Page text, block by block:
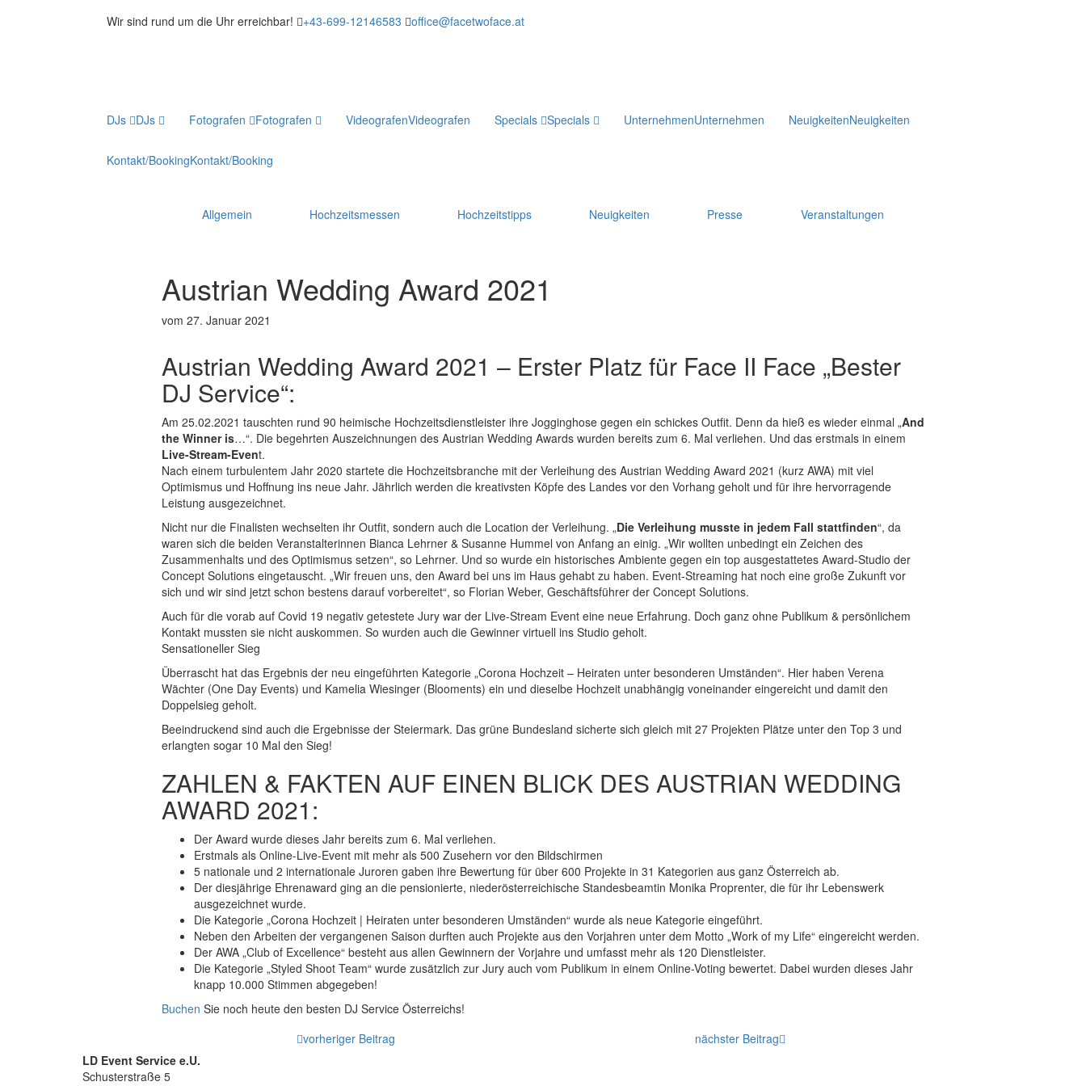
Wir sind rund um die Uhr erreichbar! +43-699-12146583 office@facetwoface.at
DJs DJs Fotografen Fotografen VideografenVideografen Specials Specials UnternehmenUnternehmen NeuigkeitenNeuigkeiten
Kontakt/BookingKontakt/Booking
Allgemein Hochzeitsmessen Hochzeitstipps Neuigkeiten Presse Veranstaltungen
Austrian Wedding Award 2021
vom 27. Januar 2021
Austrian Wedding Award 2021 – Erster Platz für Face II Face „Bester
DJ Service“:
Am 25.02.2021 tauschten rund 90 heimische Hochzeitsdienstleister ihre Jogginghose gegen ein schickes Outfit. Denn da hieß es wieder einmal „And
the Winner is…“. Die begehrten Auszeichnungen des Austrian Wedding Awards wurden bereits zum 6. Mal verliehen. Und das erstmals in einem
Live-Stream-Event.
Nach einem turbulentem Jahr 2020 startete die Hochzeitsbranche mit der Verleihung des Austrian Wedding Award 2021 (kurz AWA) mit viel
Optimismus und Hoffnung ins neue Jahr. Jährlich werden die kreativsten Köpfe des Landes vor den Vorhang geholt und für ihre hervorragende
Leistung ausgezeichnet.
Nicht nur die Finalisten wechselten ihr Outfit, sondern auch die Location der Verleihung. „Die Verleihung musste in jedem Fall stattfinden“, da
waren sich die beiden Veranstalterinnen Bianca Lehrner & Susanne Hummel von Anfang an einig. „Wir wollten unbedingt ein Zeichen des
Zusammenhalts und des Optimismus setzen“, so Lehrner. Und so wurde ein historisches Ambiente gegen ein top ausgestattetes Award-Studio der
Concept Solutions eingetauscht. „Wir freuen uns, den Award bei uns im Haus gehabt zu haben. Event-Streaming hat noch eine große Zukunft vor
sich und wir sind jetzt schon bestens darauf vorbereitet“, so Florian Weber, Geschäftsführer der Concept Solutions.
Auch für die vorab auf Covid 19 negativ getestete Jury war der Live-Stream Event eine neue Erfahrung. Doch ganz ohne Publikum & persönlichem
Kontakt mussten sie nicht auskommen. So wurden auch die Gewinner virtuell ins Studio geholt.
Sensationeller Sieg
Überrascht hat das Ergebnis der neu eingeführten Kategorie „Corona Hochzeit – Heiraten unter besonderen Umständen“. Hier haben Verena
Wächter (One Day Events) und Kamelia Wiesinger (Blooments) ein und dieselbe Hochzeit unabhängig voneinander eingereicht und damit den
Doppelsieg geholt.
Beeindruckend sind auch die Ergebnisse der Steiermark. Das grüne Bundesland sicherte sich gleich mit 27 Projekten Plätze unter den Top 3 und
erlangten sogar 10 Mal den Sieg!
ZAHLEN & FAKTEN AUF EINEN BLICK DES AUSTRIAN WEDDING
AWARD 2021:
Der Award wurde dieses Jahr bereits zum 6. Mal verliehen.
Erstmals als Online-Live-Event mit mehr als 500 Zusehern vor den Bildschirmen
5 nationale und 2 internationale Juroren gaben ihre Bewertung für über 600 Projekte in 31 Kategorien aus ganz Österreich ab.
Der diesjährige Ehrenaward ging an die pensionierte, niederösterreichische Standesbeamtin Monika Proprenter, die für ihr Lebenswerk
ausgezeichnet wurde.
Die Kategorie „Corona Hochzeit | Heiraten unter besonderen Umständen“ wurde als neue Kategorie eingeführt.
Neben den Arbeiten der vergangenen Saison durften auch Projekte aus den Vorjahren unter dem Motto „Work of my Life“ eingereicht werden.
Der AWA „Club of Excellence“ besteht aus allen Gewinnern der Vorjahre und umfasst mehr als 120 Dienstleister.
Die Kategorie „Styled Shoot Team“ wurde zusätzlich zur Jury auch vom Publikum in einem Online-Voting bewertet. Dabei wurden dieses Jahr
knapp 10.000 Stimmen abgegeben!
Buchen Sie noch heute den besten DJ Service Österreichs!
vorheriger Beitrag
nächster Beitrag
LD Event Service e.U.
Schusterstraße 5